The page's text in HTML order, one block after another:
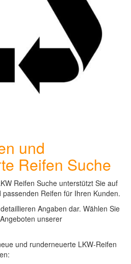
und
Reifen Suche
Reifen Suche unterstützt Sie auf
Reifen für Ihren Kunden.
Angaben dar. Wählen Sie
unserer
und runderneuerte LKW-Reifen